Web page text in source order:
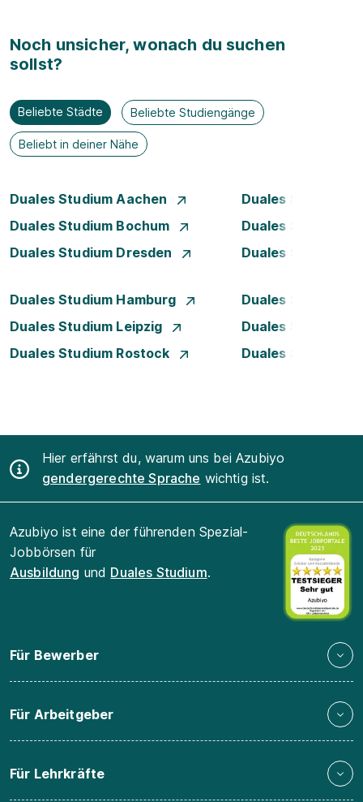
Noch unsicher, wonach du suchen
sollst?
Beliebte Städte Beliebte Studiengänge
Beliebt in deiner Nähe
Duales Studium Aachen
Duales Studium
Duales Studium Bochum
Duales Studium
Duales Studium Dresden
Duales Studium
Duales Studium Hamburg
Duales Studium
Duales Studium Leipzig
Duales Studium
Duales Studium Rostock
Duales Studium
Hier erfährst du, warum uns bei Azubiyo
gendergerechte Sprache wichtig ist.
Azubiyo ist eine der führenden Spezial-
Jobbörsen für
Ausbildung und Duales Studium.
Für Bewerber
Für Arbeitgeber
Für Lehrkräfte